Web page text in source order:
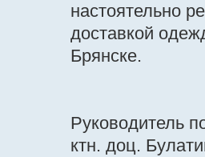
настоятельно
доставкой
Брянске.
Руководитель
ктн. доц.